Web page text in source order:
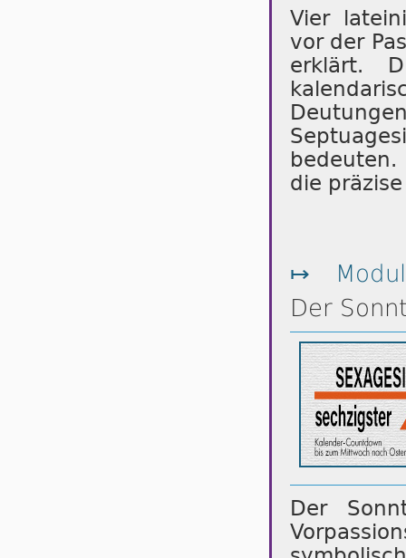
Vier
vor der
erklärt.
die
↦
Der
Der